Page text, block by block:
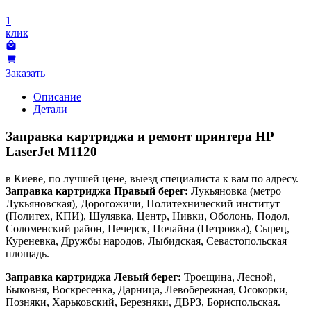
1
клик
Заказать
Описание
Детали
Заправка картриджа и ремонт принтера HP
LaserJet M1120
в Киеве, по лучшей цене, выезд специалиста к вам по адресу.
Заправка картриджа Правый берег: Лукьяновка (метро
Лукьяновская), Дорогожичи, Политехнический институт
(Политех, КПИ), Шулявка, Центр, Нивки, Оболонь, Подол,
Соломенский район, Печерск, Почайна (Петровка), Сырец,
Куреневка, Дружбы народов, Лыбидская, Севастопольская
площадь.
Заправка картриджа Левый берег: Троещина, Лесной,
Быковня, Воскресенка, Дарница, Левобережная, Осокорки,
Позняки, Харьковский, Березняки, ДВРЗ, Бориспольская.